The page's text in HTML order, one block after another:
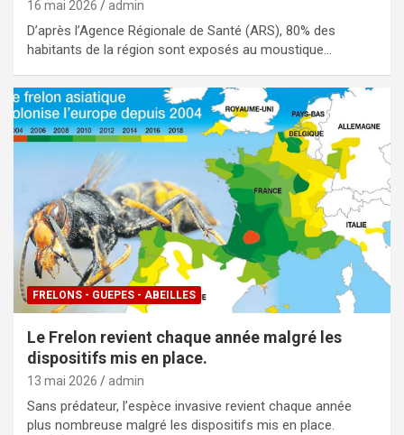
16 mai 2026 admin
D’après l’Agence Régionale de Santé (ARS), 80% des
habitants de la région sont exposés au moustique…
FRELONS - GUEPES - ABEILLES
Le Frelon revient chaque année malgré les
dispositifs mis en place.
13 mai 2026 admin
Sans prédateur, l’espèce invasive revient chaque année
plus nombreuse malgré les dispositifs mis en place.